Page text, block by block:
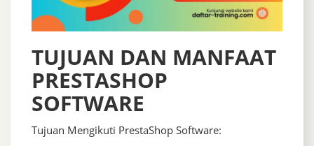
TUJUAN DAN MANFAAT
PRESTASHOP
SOFTWARE
Tujuan Mengikuti PrestaShop Software: